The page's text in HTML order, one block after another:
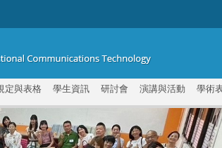
定與表格 學生資訊 研討會 演講與活動 學術